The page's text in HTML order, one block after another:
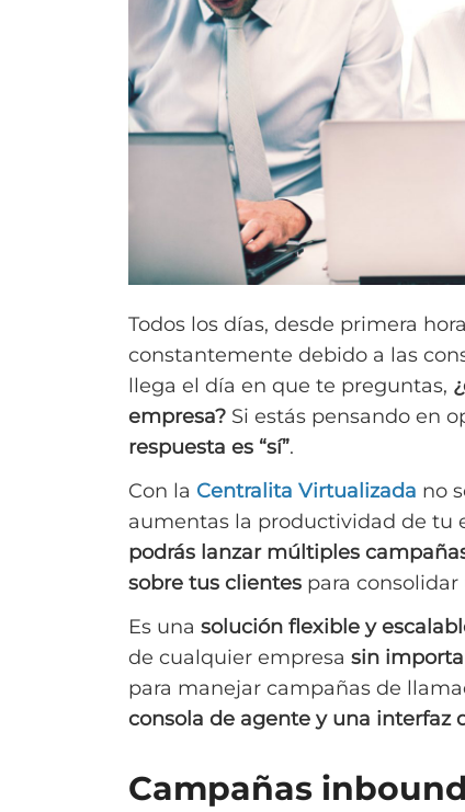
Todos los días, desde primera
constantemente debido a las
llega el día en que te preguntas,
empresa? Si estás pensando en
respuesta es “sí”.
Con la Centralita Virtualizada no
aumentas la productividad de tu
podrás lanzar múltiples
sobre tus clientes para
Es una solución flexible y
de cualquier empresa sin
para manejar campañas de
consola de agente y una interfaz
Campañas inbound